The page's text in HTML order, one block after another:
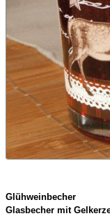
Glühweinbecher
Glasbecher mit